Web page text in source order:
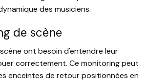
des musiciens.
de scène
ont besoin d'entendre leur
correctement. Ce monitoring peut
enceintes de retour positionnées en